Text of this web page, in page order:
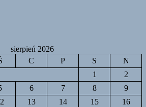
sierpień 2026
C P S
N
1
2
6 7 8
9
13 14 15
16